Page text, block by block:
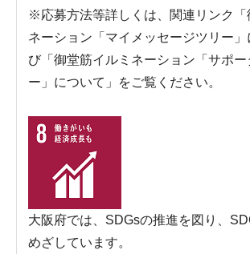
※応募方法等詳しくは、関連リンク「
ネーション「マイメッセージツリー」
び「御堂筋イルミネーション「サポー
ー」について」をご覧ください。
大阪府では、SDGsの推進を図り、
めざしています。